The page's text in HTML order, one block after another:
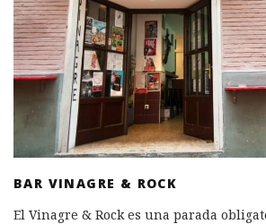
BAR VINAGRE & ROCK
El Vinagre & Rock es una parada